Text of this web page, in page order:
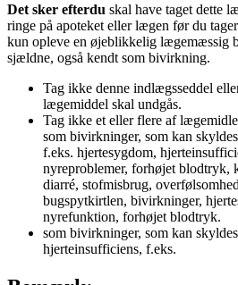
Det sker efterdu skal have taget dette
ringe på apoteket eller lægen før du
kun opleve en øjeblikkelig lægemæssig
sjældne, også kendt som bivirkning.
Tag ikke denne indlægsseddel
lægemiddel skal undgås.
Tag ikke et eller flere af
som bivirkninger, som kan
f.eks. hjertesygdom,
nyreproblemer, forhøjet blodtryk,
diarré, stofmisbrug,
bugspytkirtlen, bivirkninger,
nyrefunktion, forhøjet blodtryk.
som bivirkninger, som kan
hjerteinsufficiens, f.eks.